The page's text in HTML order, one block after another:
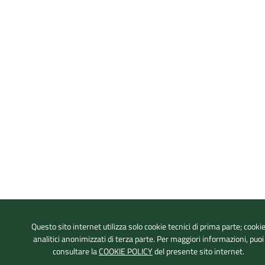
Questo sito internet utilizza solo cookie tecnici di prima parte; cookie
analitici anonimizzati di terza parte. Per maggiori informazioni, puoi
consultare laCOOKIE POLICYdel presente sito internet.